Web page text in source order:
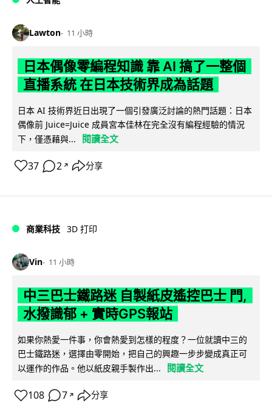
Lawton 11 小時
日本偶像零編程知識 靠 AI 搞了一整個
直播系統 在日本技術界成為話題
日本 AI 技術界近日出現了一個引發廣泛討論的熱門話題：日本
偶像前 Juice=Juice 成員宮本佳林在完全沒有編程經驗的情況
下，僅憑藉與...
閱讀全文
37 2 ↗ 分享
商業科技 3D 打印
Vin 11 小時
中三巴士鐵路迷 自製紙皮遙控巴士 門,
水撥識郁 + 實時GPS報站
如果你熱愛一件事，你會熱愛到怎樣的程度？一位就讀中三的
巴士鐵路迷，選擇由零開始，把自己的興趣一步步變成真正可
以運作的作品。他以紙皮親手製作出...
閱讀全文
108 7 ↗ 分享